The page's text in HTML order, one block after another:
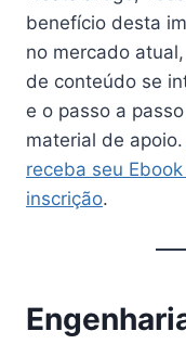
benefício desta
no mercado
de conteúdo se
e o passo a
material de apoio.
receba seu
inscrição.